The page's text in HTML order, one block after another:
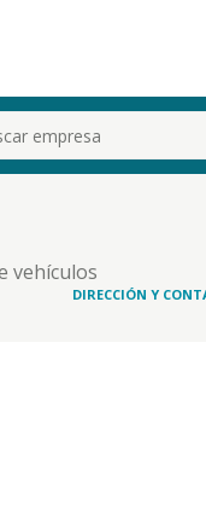
vehículos
DIRECCIÓN Y